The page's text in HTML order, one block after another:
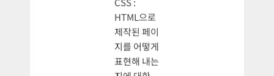
HTML으로
제작된 페이
지를 어떻게
표현해 내는